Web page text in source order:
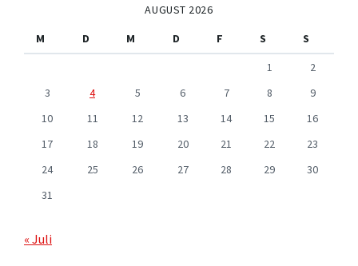
AUGUST 2026
M
D M D F S
S
1
2
3
4 5 6 7 8
9
10
11 12 13 14 15
16
17
18 19 20 21 22
23
24
25 26 27 28 29
30
31
« Juli